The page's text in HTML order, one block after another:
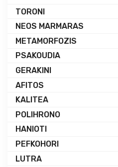
TORONI
NEOS MARMARAS
METAMORFOZIS
PSAKOUDIA
GERAKINI
AFITOS
KALITEA
POLIHRONO
HANIOTI
PEFKOHORI
LUTRA